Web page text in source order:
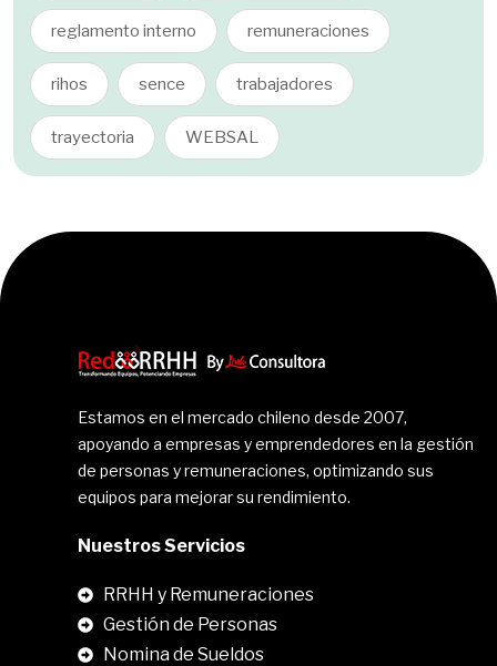
reglamento interno remuneraciones
rihos sence trabajadores
trayectoria WEBSAL
Estamos en el mercado chileno desde 2007,
apoyando a empresas y emprendedores en la gestión
de personas y remuneraciones, optimizando sus
equipos para mejorar su rendimiento.
Nuestros Servicios
RRHH y Remuneraciones
Gestión de Personas
Nomina de Sueldos